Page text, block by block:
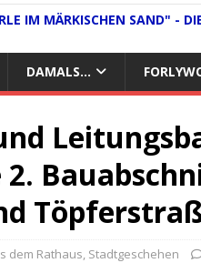
IM MÄRKISCHEN SAND" -
DAMALS…
dem Rathaus, Stadtgeschehen